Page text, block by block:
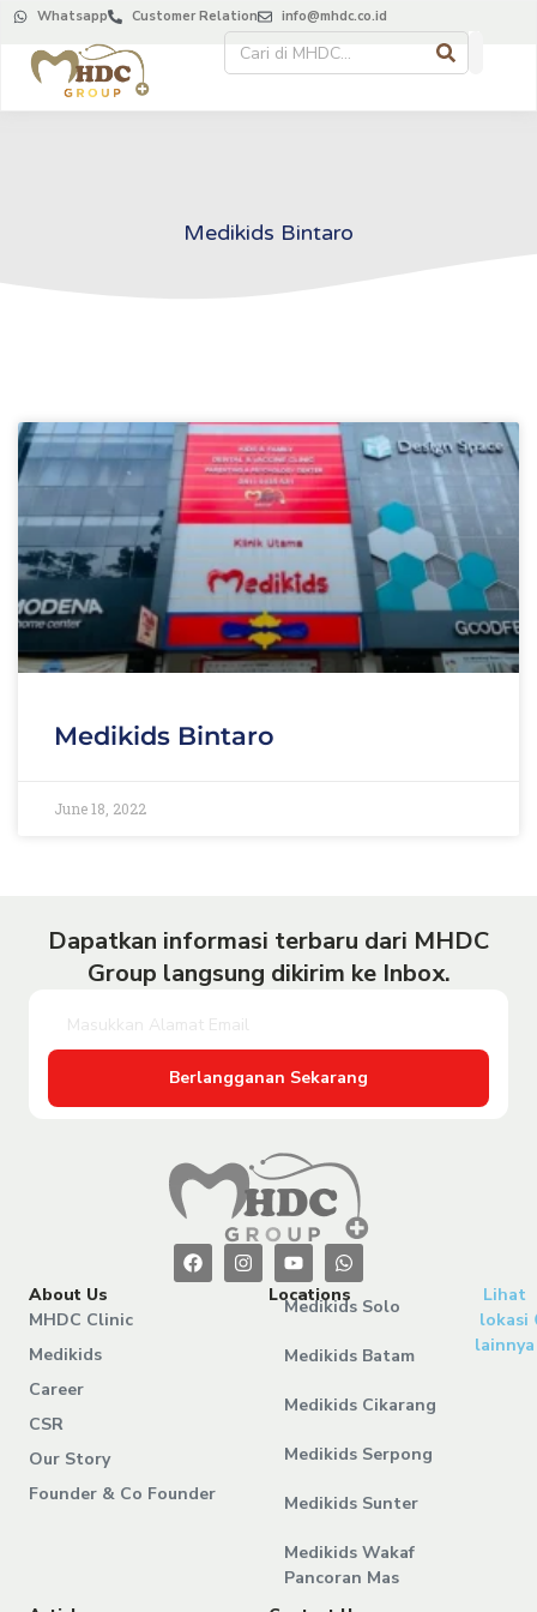
Whatsapp Customer Relation info@mhdc.co.id
Medikids Bintaro
Medikids Bintaro
June 18, 2022
Dapatkan informasi terbaru dari MHDC
Group langsung dikirim ke Inbox.
Berlangganan Sekarang
About Us
MHDC Clinic
Medikids
Career
CSR
Our Story
Founder & Co Founder
Locations
Medikids Solo
Medikids Batam
Medikids Cikarang
Medikids Serpong
Medikids Sunter
Medikids Wakaf
Pancoran Mas
Lihat
lokasi
lainnya